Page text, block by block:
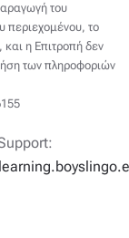
του
περιεχομένου, το
η Επιτροπή δεν
των πληροφοριών